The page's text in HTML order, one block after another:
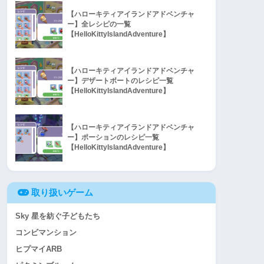
【ハローキティアイランドアドベンチャ
ー】全レシピの一覧
【HelloKittyIslandAdventure】
【ハローキティアイランドアドベンチャ
ー】デザートボートのレシピ一覧
【HelloKittyIslandAdventure】
【ハローキティアイランドアドベンチャ
ー】ポーションのレシピ一覧
【HelloKittyIslandAdventure】
取り扱いゲーム
Sky 星を紡ぐ子どもたち
コンビマンション
ヒプマイARB